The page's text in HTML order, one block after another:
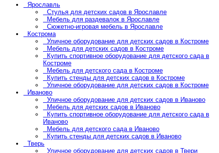
Ярославль
Стулья для детских садов в Ярославле
Мебель для раздевалок в Ярославле
Сюжетно-игровая мебель в Ярославле
Кострома
Уличное оборудование для детских садов в Костроме
Мебель для детских садов в Костроме
Купить спортивное оборудование для детского сада в
Костроме
Мебель для детского сада в Костроме
Купить стенды для детских садов в Костроме
Уличное оборудование для детских садов в Костроме
Иваново
Уличное оборудование для детских садов в Иваново
Мебель для детских садов в Иваново
Купить спортивное оборудование для детского сада в
Иваново
Мебель для детского сада в Иваново
Купить стенды для детских садов в Иваново
Тверь
Уличное оборудование для детских садов в Твери